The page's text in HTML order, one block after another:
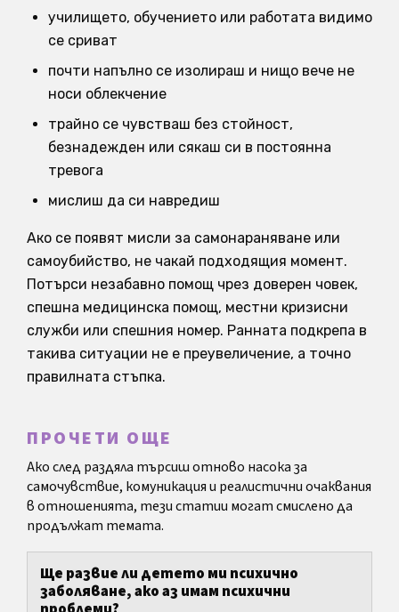
училището, обучението или работата видимо
се сриват
почти напълно се изолираш и нищо вече не
носи облекчение
трайно се чувстваш без стойност,
безнадежден или сякаш си в постоянна
тревога
мислиш да си навредиш
Ако се появят мисли за самонараняване или
самоубийство, не чакай подходящия момент.
Потърси незабавно помощ чрез доверен човек,
спешна медицинска помощ, местни кризисни
служби или спешния номер. Ранната подкрепа в
такива ситуации не е преувеличение, а точно
правилната стъпка.
ПРОЧЕТИ ОЩЕ
Ако след раздяла търсиш отново насока за
самочувствие, комуникация и реалистични очаквания
в отношенията, тези статии могат смислено да
продължат темата.
Ще развие ли детето ми психично
заболяване, ако аз имам психични